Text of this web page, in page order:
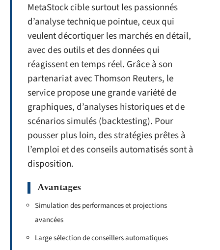
MetaStock cible surtout les passionnés
d’analyse technique pointue, ceux qui
veulent décortiquer les marchés en détail,
avec des outils et des données qui
réagissent en temps réel. Grâce à son
partenariat avec Thomson Reuters, le
service propose une grande variété de
graphiques, d’analyses historiques et de
scénarios simulés (backtesting). Pour
pousser plus loin, des stratégies prêtes à
l’emploi et des conseils automatisés sont à
disposition.
Avantages
Simulation des performances et projections
avancées
Large sélection de conseillers automatiques